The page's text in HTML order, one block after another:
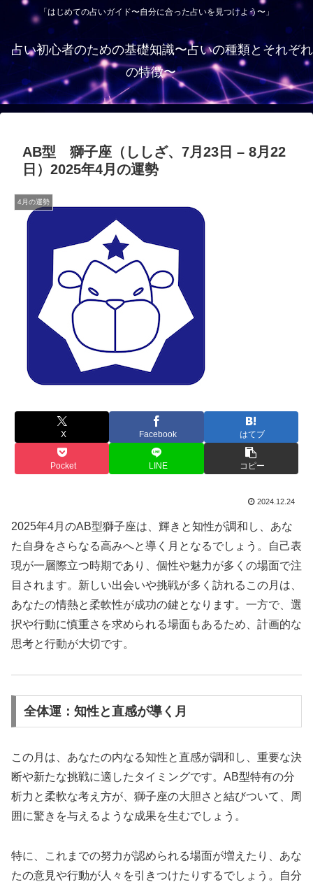
「はじめての占いガイド〜自分に合った占いを見つけよう〜」
占い初心者のための基礎知識〜占いの種類とそれぞれ
の特徴〜
AB型 獅子座（ししざ、7月23日 – 8月22
日）2025年4月の運勢
4月の運勢
X Facebook はてブ
Pocket LINE コピー
2024.12.24
2025年4月のAB型獅子座は、輝きと知性が調和し、あな
た自身をさらなる高みへと導く月となるでしょう。自己表
現が一層際立つ時期であり、個性や魅力が多くの場面で注
目されます。新しい出会いや挑戦が多く訪れるこの月は、
あなたの情熱と柔軟性が成功の鍵となります。一方で、選
択や行動に慎重さを求められる場面もあるため、計画的な
思考と行動が大切です。
全体運：知性と直感が導く月
この月は、あなたの内なる知性と直感が調和し、重要な決
断や新たな挑戦に適したタイミングです。AB型特有の分
析力と柔軟な考え方が、獅子座の大胆さと結びついて、周
囲に驚きを与えるような成果を生むでしょう。
特に、これまでの努力が認められる場面が増えたり、あな
たの意見や行動が人々を引きつけたりするでしょう。自分